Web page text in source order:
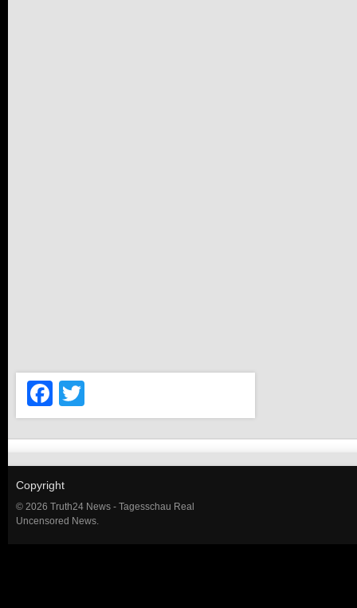
Facebook
Copyright
© 2026 Truth24 News - Tagesschau Real
Uncensored News.